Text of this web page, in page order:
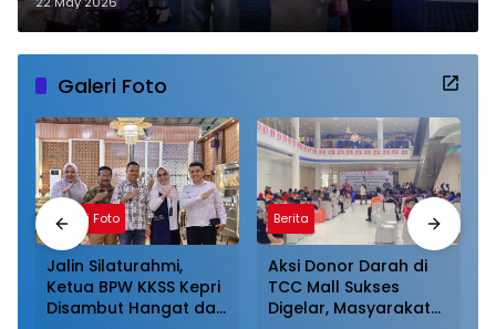
Galeri Foto
Galeri Foto
Jalin Silaturahmi,
Ketua BPW KKSS Kepri
Disambut Hangat dan
Berita
Aksi Donor Darah di
TCC Mall Sukses
Digelar, Masyarakat